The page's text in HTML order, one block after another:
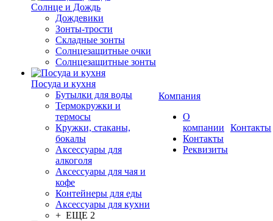
Солнце и Дождь
Дождевики
Зонты-трости
Складные зонты
Солнцезащитные очки
Солнцезащитные зонты
Посуда и кухня
Бутылки для воды
Термокружки и
термосы
Кружки, стаканы,
бокалы
Аксессуары для
алкоголя
Аксессуары для чая и
кофе
Контейнеры для еды
Аксессуары для кухни
+ ЕЩЕ 2
Компания
О
компании
Контакты
Реквизиты
Контакты